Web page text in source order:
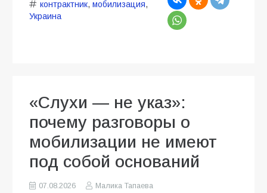
контрактник, мобилизация,
Украина
«Слухи — не указ»:
почему разговоры о
мобилизации не имеют
под собой оснований
07.08.2026
Малика Тапаева